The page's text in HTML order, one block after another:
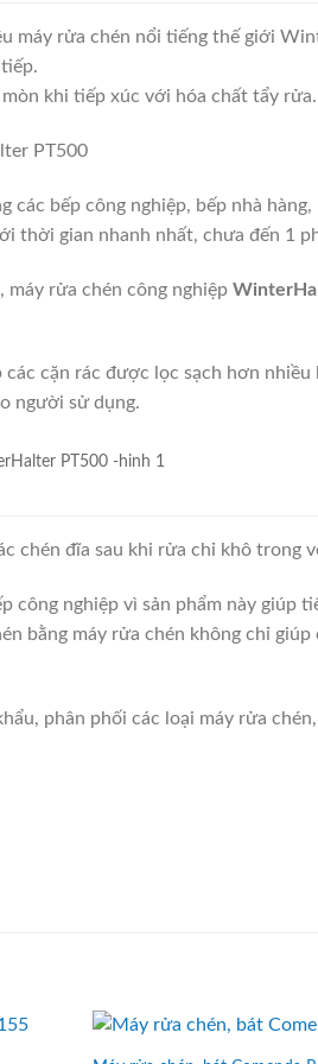
máy rửa chén nổi tiếng thế giới
khi tiếp xúc với hóa chất tẩy rửa.
bếp công nghiệp, bếp nhà
thời gian nhanh nhất, chưa đến 1
rửa chén công nghiệp
các cặn rác được lọc sạch hơn
người sử dụng.
đĩa sau khi rửa chỉ khô trong
nghiệp vì sản phẩm này giúp
bằng máy rửa chén không chỉ
phân phối các loại máy rửa